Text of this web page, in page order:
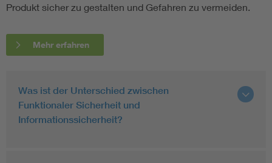
Produkt sicher zu gestalten und Gefahren zu vermeiden.
Mehr erfahren
Was ist der Unterschied zwischen
Funktionaler Sicherheit und
Informationssicherheit?